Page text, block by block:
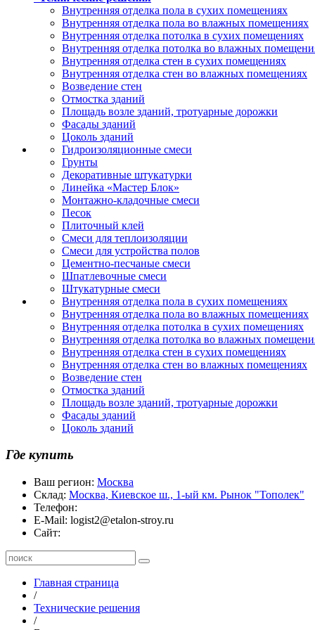
Внутренняя отделка пола в сухих помещениях
Внутренняя отделка пола во влажных помещениях
Внутренняя отделка потолка в сухих помещениях
Внутренняя отделка потолка во влажных
Внутренняя отделка стен в сухих помещениях
Внутренняя отделка стен во влажных помещениях
Возведение стен
Отмостка зданий
Площадь возле зданий, тротуарные дорожки
Фасады зданий
Цоколь зданий
Гидроизоляционные смеси
Грунты
Декоративные штукатурки
Линейка «Мастер Блок»
Монтажно-кладочные смеси
Песок
Плиточный клей
Смеси для теплоизоляции
Смеси для устройства полов
Цементно-песчаные смеси
Шпатлевочные смеси
Штукатурные смеси
Внутренняя отделка пола в сухих помещениях
Внутренняя отделка пола во влажных помещениях
Внутренняя отделка потолка в сухих помещениях
Внутренняя отделка потолка во влажных
Внутренняя отделка стен в сухих помещениях
Внутренняя отделка стен во влажных помещениях
Возведение стен
Отмостка зданий
Площадь возле зданий, тротуарные дорожки
Фасады зданий
Цоколь зданий
Где купить
Ваш регион: Москва
Склад: Москва, Киевское ш., 1-ый км. Рынок "Тополек"
Телефон:
E-Mail: logist2@etalon-stroy.ru
Сайт:
Главная страница
/
Технические решения
/